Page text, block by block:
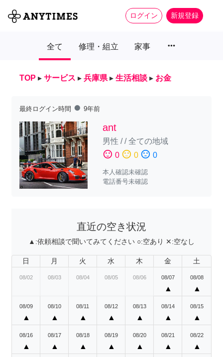
ログイン 新規登録
全て 修理・組立 家事 more_horiz
TOP ▸ サービス ▸ 兵庫県 ▸ 生活相談 ▸ お金
最終ログイン時間 fiber_manual_record 9年前
ant
男性 //全ての地域
sentiment_satisfied 0 sentiment_neutral 0 sentiment_dissatisfied 0
本人確認未確認
電話番号未確認
直近の空き状況
▲:依頼相談で聞いてみてください ○:空あり ✕:空なし
日 月 火 水 木 金 土
08/02 08/03 08/04 08/05 08/06 08/07
▲
08/08
▲
08/09
▲
08/10
▲
08/11
▲
08/12
▲
08/13
▲
08/14
▲
08/15
▲
08/16
▲
08/17
▲
08/18
▲
08/19
▲
08/20
▲
08/21
▲
08/22
▲